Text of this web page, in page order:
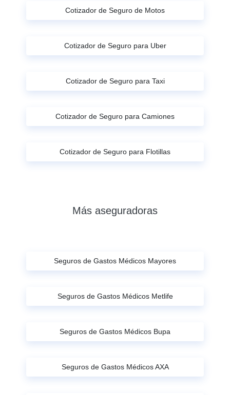
Cotizador de Seguro de Motos
Cotizador de Seguro para Uber
Cotizador de Seguro para Taxi
Cotizador de Seguro para Camiones
Cotizador de Seguro para Flotillas
Más aseguradoras
Seguros de Gastos Médicos Mayores
Seguros de Gastos Médicos Metlife
Seguros de Gastos Médicos Bupa
Seguros de Gastos Médicos AXA